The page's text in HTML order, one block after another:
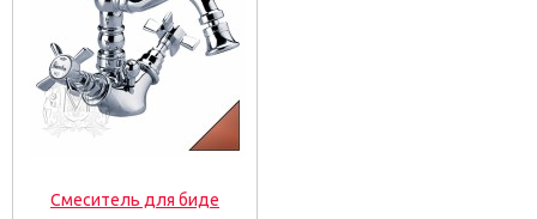
Смеситель для биде